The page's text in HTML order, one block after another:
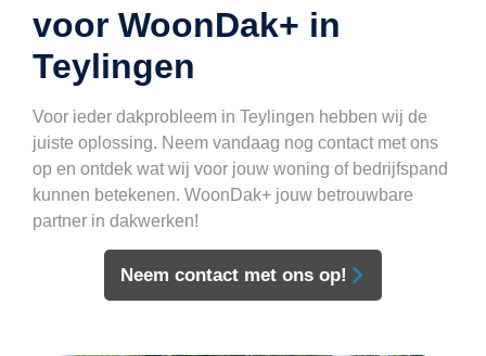
voor WoonDak+ in
Teylingen
Voor ieder dakprobleem in Teylingen hebben wij de
juiste oplossing. Neem vandaag nog contact met ons
op en ontdek wat wij voor jouw woning of bedrijfspand
kunnen betekenen. WoonDak+ jouw betrouwbare
partner in dakwerken!
Neem contact met ons op!